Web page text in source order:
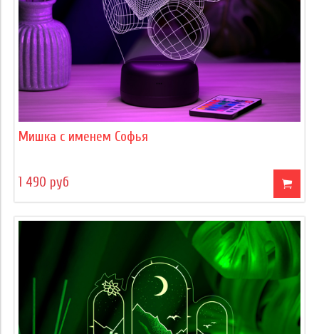
Мишка с именем Софья
1 490 руб